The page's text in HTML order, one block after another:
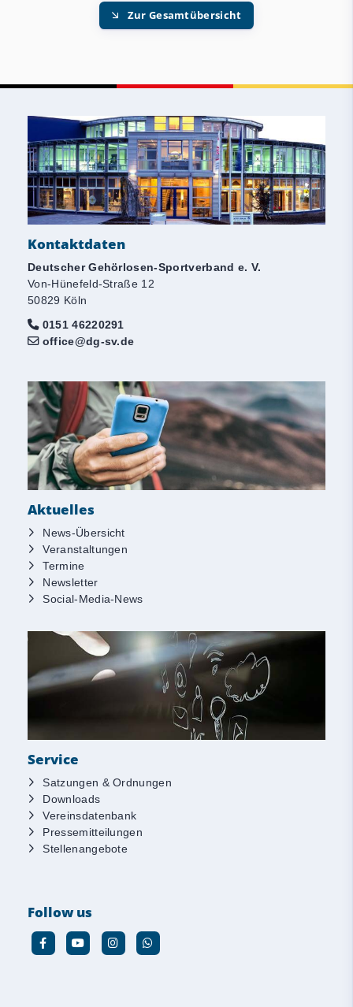
Zur Gesamtübersicht
Kontaktdaten
Deutscher Gehörlosen-Sportverband e. V.
Von-Hünefeld-Straße 12
50829 Köln
0151 46220291
office@dg-sv.de
Aktuelles
News-Übersicht
Veranstaltungen
Termine
Newsletter
Social-Media-News
Service
Satzungen & Ordnungen
Downloads
Vereinsdatenbank
Pressemitteilungen
Stellenangebote
Follow us